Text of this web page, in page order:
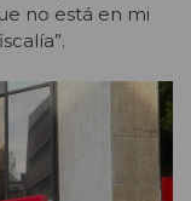
no está en mi